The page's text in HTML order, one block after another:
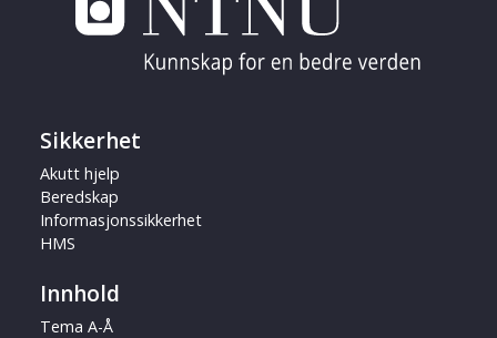
Sikkerhet
Akutt hjelp
Beredskap
Informasjonssikkerhet
HMS
Innhold
Tema A-Å